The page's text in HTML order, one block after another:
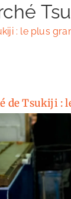
: le plus
de Tsukiji :